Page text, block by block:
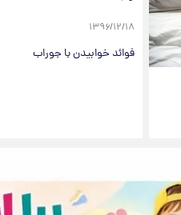
۱۳۹۶/۱۲/۱۸
فوائد خوابیدن با جوراب